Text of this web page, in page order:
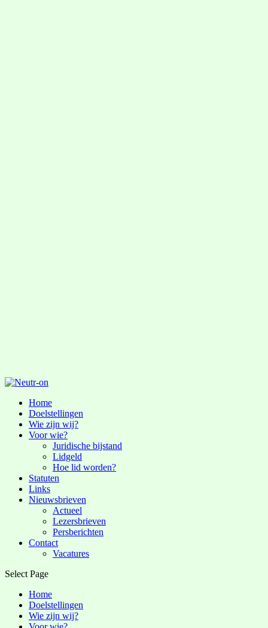
Home
Doelstellingen
Wie zijn wij?
Voor wie?
Juridische bijstand
Lidgeld
Hoe lid worden?
Statuten
Links
Nieuwsbrieven
Actueel
Lezersbrieven
Persberichten
Contact
Vacatures
Select Page
Home
Doelstellingen
Wie zijn wij?